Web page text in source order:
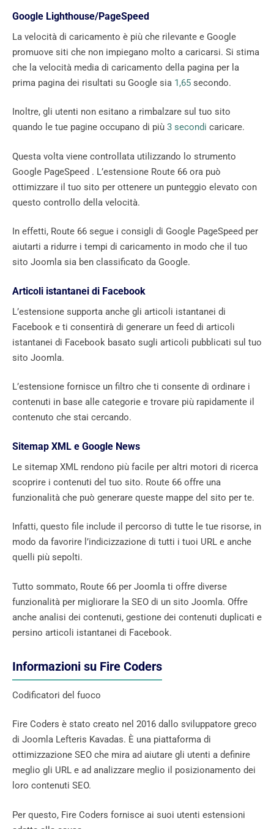
Google Lighthouse/PageSpeed
La velocità di caricamento è più che rilevante e Google
promuove siti che non impiegano molto a caricarsi. Si stima
che la velocità media di caricamento della pagina per la
prima pagina dei risultati su Google sia 1,65 secondo.
Inoltre, gli utenti non esitano a rimbalzare sul tuo sito
quando le tue pagine occupano di più 3 secondi caricare.
Questa volta viene controllata utilizzando lo strumento
Google PageSpeed ​​​​. L’estensione Route 66 ora può
ottimizzare il tuo sito per ottenere un punteggio elevato con
questo controllo della velocità.
In effetti, Route 66 segue i consigli di Google PageSpeed ​​​​per
aiutarti a ridurre i tempi di caricamento in modo che il tuo
sito Joomla sia ben classificato da Google.
Articoli istantanei di Facebook
L’estensione supporta anche gli articoli istantanei di
Facebook e ti consentirà di generare un feed di articoli
istantanei di Facebook basato sugli articoli pubblicati sul tuo
sito Joomla.
L’estensione fornisce un filtro che ti consente di ordinare i
contenuti in base alle categorie e trovare più rapidamente il
contenuto che stai cercando.
Sitemap XML e Google News
Le sitemap XML rendono più facile per altri motori di ricerca
scoprire i contenuti del tuo sito. Route 66 offre una
funzionalità che può generare queste mappe del sito per te.
Infatti, questo file include il percorso di tutte le tue risorse, in
modo da favorire l’indicizzazione di tutti i tuoi URL e anche
quelli più sepolti.
Tutto sommato, Route 66 per Joomla ti offre diverse
funzionalità per migliorare la SEO di un sito Joomla. Offre
anche analisi dei contenuti, gestione dei contenuti duplicati e
persino articoli istantanei di Facebook.
Informazioni su Fire Coders
Codificatori del fuoco
Fire Coders è stato creato nel 2016 dallo sviluppatore greco
di Joomla Lefteris Kavadas. È una piattaforma di
ottimizzazione SEO che mira ad aiutare gli utenti a definire
meglio gli URL e ad analizzare meglio il posizionamento dei
loro contenuti SEO.
Per questo, Fire Coders fornisce ai suoi utenti estensioni